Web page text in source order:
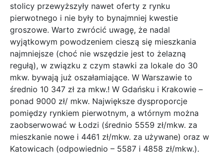
stolicy przewyższyły nawet oferty z rynku
pierwotnego i nie były to bynajmniej kwestie
groszowe. Warto zwrócić uwagę, że nadal
wyjątkowym powodzeniem cieszą się mieszkania
najmniejsze (choć nie wszędzie jest to żelazną
regułą), w związku z czym stawki za lokale do 30
mkw. bywają już oszałamiające. W Warszawie to
średnio 10 347 zł za mkw.! W Gdańsku i Krakowie –
ponad 9000 zł/ mkw. Największe dysproporcje
pomiędzy rynkiem pierwotnym, a wtórnym można
zaobserwować w Łodzi (średnio 5559 zł/mkw. za
mieszkanie nowe i 4461 zł/mkw. za używane) oraz w
Katowicach (odpowiednio – 5587 i 4858 zł/mkw.).